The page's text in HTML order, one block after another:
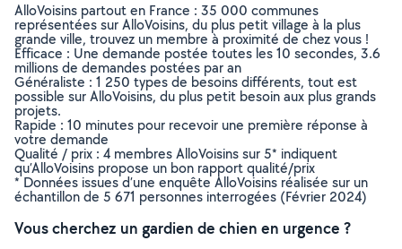
AlloVoisins partout en France : 35 000 communes
représentées sur AlloVoisins, du plus petit village à la plus
grande ville, trouvez un membre à proximité de chez vous !
Efficace : Une demande postée toutes les 10 secondes, 3.6
millions de demandes postées par an
Généraliste : 1 250 types de besoins différents, tout est
possible sur AlloVoisins, du plus petit besoin aux plus grands
projets.
Rapide : 10 minutes pour recevoir une première réponse à
votre demande
Qualité / prix : 4 membres AlloVoisins sur 5* indiquent
qu’AlloVoisins propose un bon rapport qualité/prix
* Données issues d’une enquête AlloVoisins réalisée sur un
échantillon de 5 671 personnes interrogées (Février 2024)
Vous cherchez un gardien de chien en urgence ?